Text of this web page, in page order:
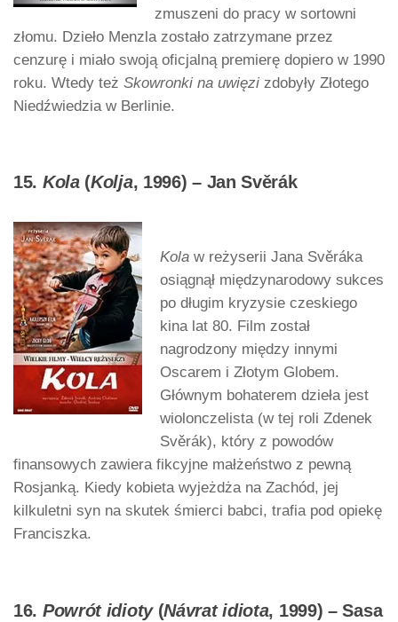
zmuszeni do pracy w sortowni
złomu. Dzieło Menzla zostało zatrzymane przez
cenzurę i miało swoją oficjalną premierę dopiero w 1990
roku. Wtedy też Skowronki na uwięzi zdobyły Złotego
Niedźwiedzia w Berlinie.
15. Kola(Kolja, 1996) – Jan Svěrák
Kola w reżyserii Jana Svěráka
osiągnął międzynarodowy sukces
po długim kryzysie czeskiego
kina lat 80. Film został
nagrodzony między innymi
Oscarem i Złotym Globem.
Głównym bohaterem dzieła jest
wiolonczelista (w tej roli Zdenek
Svěrák), który z powodów
finansowych zawiera fikcyjne małżeństwo z pewną
Rosjanką. Kiedy kobieta wyjeżdża na Zachód, jej
kilkuletni syn na skutek śmierci babci, trafia pod opiekę
Franciszka.
16. Powrót idioty(Návrat idiota, 1999) – Sasa